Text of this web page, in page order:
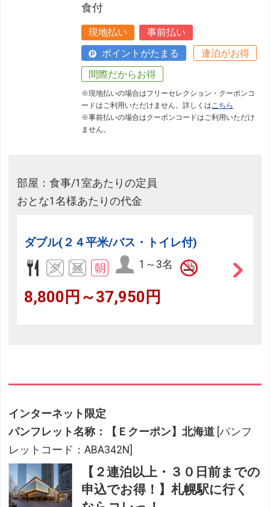
食付
現地払い
事前払い
ポイントがたまる
連泊がお得
間際だからお得
※現地払いの場合はフリーセレクション・クーポンコ
ードはご利用いただけません。詳しくはこちら
※事前払いの場合はクーポンコードはご利用いただけ
ません。
部屋：食事/1室あたりの定員
おとな1名様あたりの代金
ダブル(２４平米/バス・トイレ付)
1～3名
8,800円～37,950円
インターネット限定
パンフレット名称：【Ｅクーポン】北海道 [パンフ
レットコード：ABA342N]
【２連泊以上・３０日前までの
申込でお得！】札幌駅に行く